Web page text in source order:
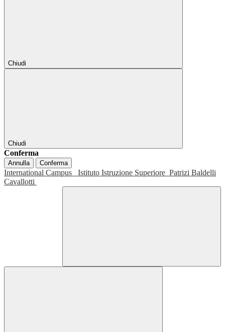
Chiudi
Chiudi
Conferma
Annulla Conferma
International Campus Istituto Istruzione Superiore Patrizi Baldelli
Cavallotti